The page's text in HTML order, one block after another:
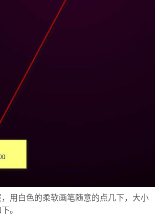
用白色的柔软画笔随意的点几下，大小
。